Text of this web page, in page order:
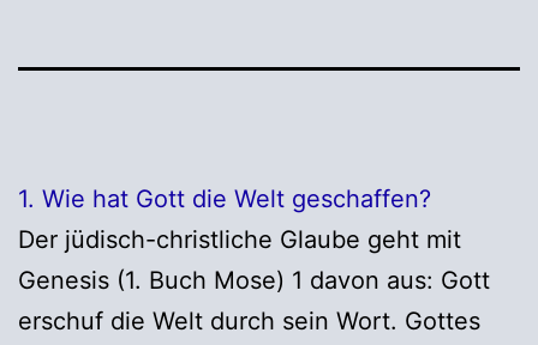
1. Wie hat Gott die Welt geschaffen?
Der jüdisch-christliche Glaube geht mit
Genesis (1. Buch Mose) 1 davon aus: Gott
erschuf die Welt durch sein Wort. Gottes